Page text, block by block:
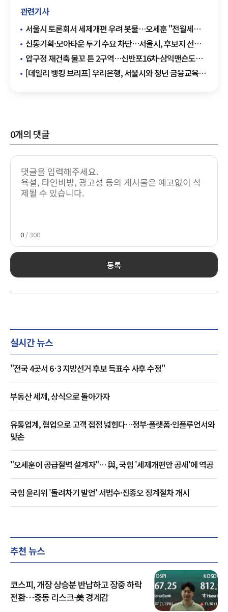
관련기사
서울시 토론회서 세제개편 우려 봇물…오세훈 "전월세
불안 키울 수도"
신통기획·모아타운 투기 수요 차단…서울시, 후보지 선정
즉시 토허제 지정
압구정 재건축 물꼬 튼 2구역…신반포16차·삼익맨숀도
서울시 심의 통과
[데일리 뱅킹 브리프] 우리은행, 서울시와 청년 금융교육
0개의 댓글
0 / 300
등록
실시간 뉴스
"전국 4곳서 6·3 지방선거 후보 득표수 사후 수정"
부동산 세제, 상식으로 돌아가자
유통업계, 협업으로 고객 접점 넓힌다…정부·플랫폼·인플루언서와
맞손
"오세훈이 공급절벽 설계자"… 與, 국힘 '세제개편안 공세'에 역공
국힘 윤리위 '돌려차기 발언' 서범수·진종오 징계절차 개시
추천 뉴스
코스피, 개장 상승분 반납하고 장중 하락
전환…중동 리스크·美 경계감